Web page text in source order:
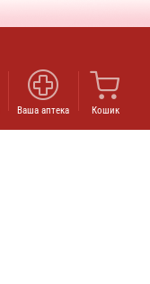
Ваша аптека Кошик